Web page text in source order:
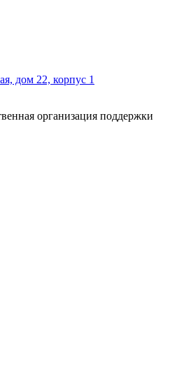
дом 22, корпус 1
организация поддержки